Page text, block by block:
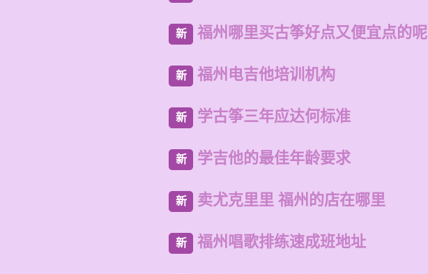
新 福州哪里买古筝好点又便宜点的呢
新 福州电吉他培训机构
新 学古筝三年应达何标准
新 学吉他的最佳年龄要求
新 卖尤克里里 福州的店在哪里
新 福州唱歌排练速成班地址